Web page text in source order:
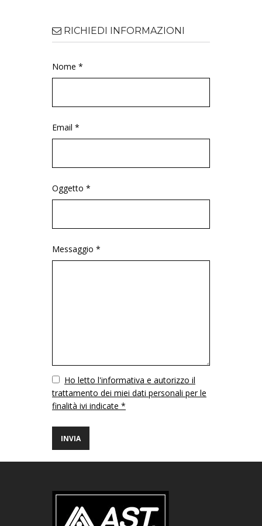
RICHIEDI INFORMAZIONI
Nome *
Email *
Oggetto *
Messaggio *
VuotoHo letto l'informativa e autorizzo il
trattamento dei miei dati personali per le
finalità ivi indicate *